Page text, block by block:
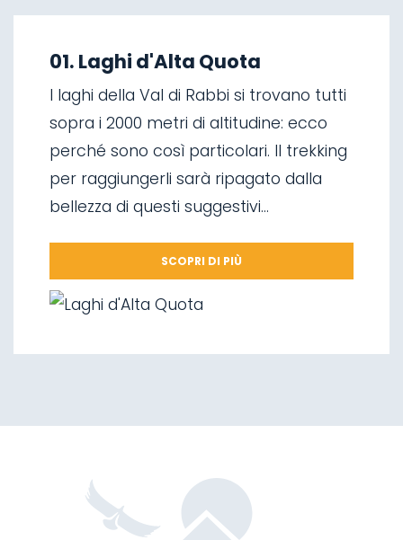
Sci alpinismo
Discese in slitta
Arrampicata su ghiaccio
Mangiare in Malga
Cascate di Valorz
Ponte sospeso
La ‘Via delle Malghe’
01. Laghi d'Alta Quota
I laghi della Val di Rabbi si trovano tutti
sopra i 2000 metri di altitudine: ecco
perché sono così particolari. Il trekking
per raggiungerli sarà ripagato dalla
bellezza di questi suggestivi...
SCOPRI DI PIÙ